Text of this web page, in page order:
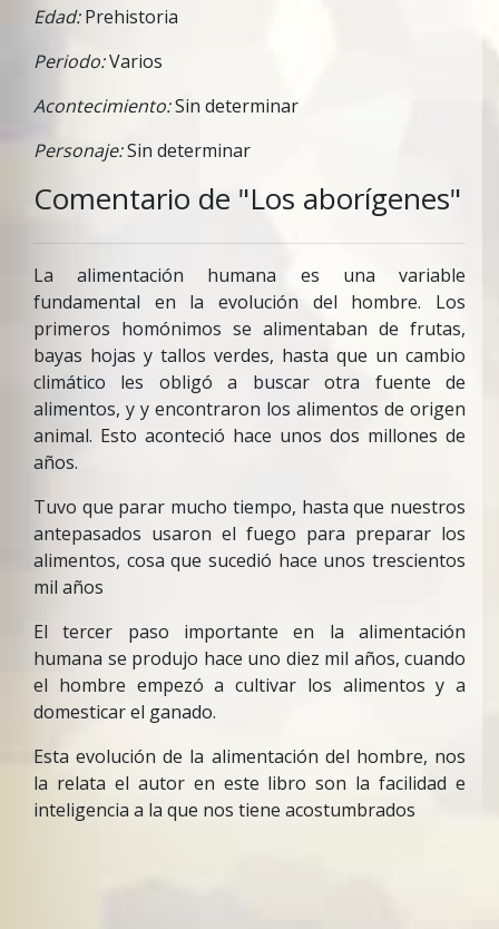
Edad:Prehistoria
Periodo:Varios
Acontecimiento:Sin determinar
Personaje:Sin determinar
Comentario de "Los aborígenes"
La alimentación humana es una variable
fundamental en la evolución del hombre. Los
primeros homónimos se alimentaban de frutas,
bayas hojas y tallos verdes, hasta que un cambio
climático les obligó a buscar otra fuente de
alimentos, y y encontraron los alimentos de origen
animal. Esto aconteció hace unos dos millones de
años.
Tuvo que parar mucho tiempo, hasta que nuestros
antepasados usaron el fuego para preparar los
alimentos, cosa que sucedió hace unos trescientos
mil años
El tercer paso importante en la alimentación
humana se produjo hace uno diez mil años, cuando
el hombre empezó a cultivar los alimentos y a
domesticar el ganado.
Esta evolución de la alimentación del hombre, nos
la relata el autor en este libro son la facilidad e
inteligencia a la que nos tiene acostumbrados